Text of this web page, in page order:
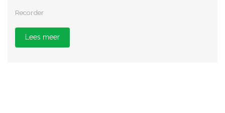
Recorder
Lees meer